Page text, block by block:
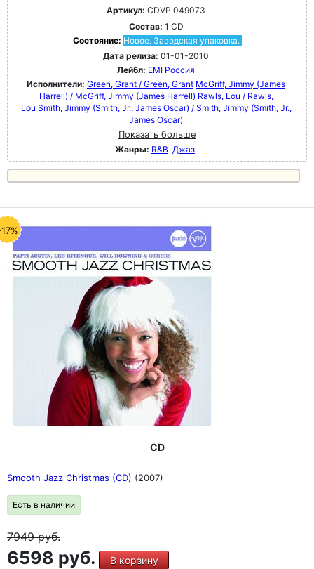
Артикул: CDVP 049073
Состав: 1 CD
Состояние: Новое. Заводская упаковка.
Дата релиза: 01-01-2010
Лейбл: EMI Россия
Исполнители: Green, Grant / Green, Grant McGriff, Jimmy (James
Harrell) / McGriff, Jimmy (James Harrell) Rawls, Lou / Rawls,
Lou Smith, Jimmy (Smith, Jr., James Oscar) / Smith, Jimmy (Smith, Jr.,
James Oscar)
Показать больше
Жанры: R&B Джаз
CD
Smooth Jazz Christmas (CD) (2007)
Есть в наличии
7949руб.
6598 руб. В корзину